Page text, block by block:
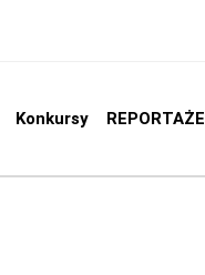
Konkursy REPORTAŻE